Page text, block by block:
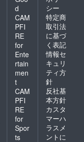
d
CAM
PFI
RE
for
Ente
rtain
men
t
CAM
PFI
RE
for
Spor
ts
シー
特定商
取引法
に基づ
く表記
情報セ
キュリ
ティ方
針
反社基
本方針
カスタ
マーハ
ラスメ
ントに